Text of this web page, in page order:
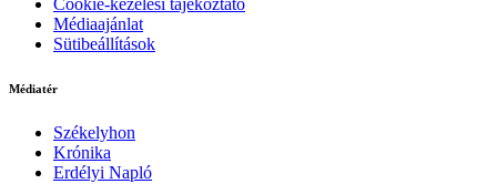
Cookie-kezelési tájékoztató
Médiaajánlat
Sütibeállítások
Médiatér
Székelyhon
Krónika
Erdélyi Napló